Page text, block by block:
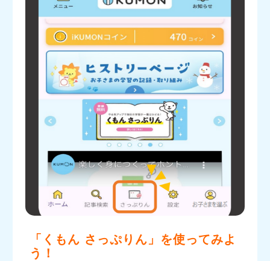
「くもん さっぷりん」を使ってみよ
う！